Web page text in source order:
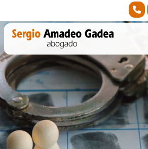
Accidentes de tráfico
Derecho penal
Comunicación
Abogado online